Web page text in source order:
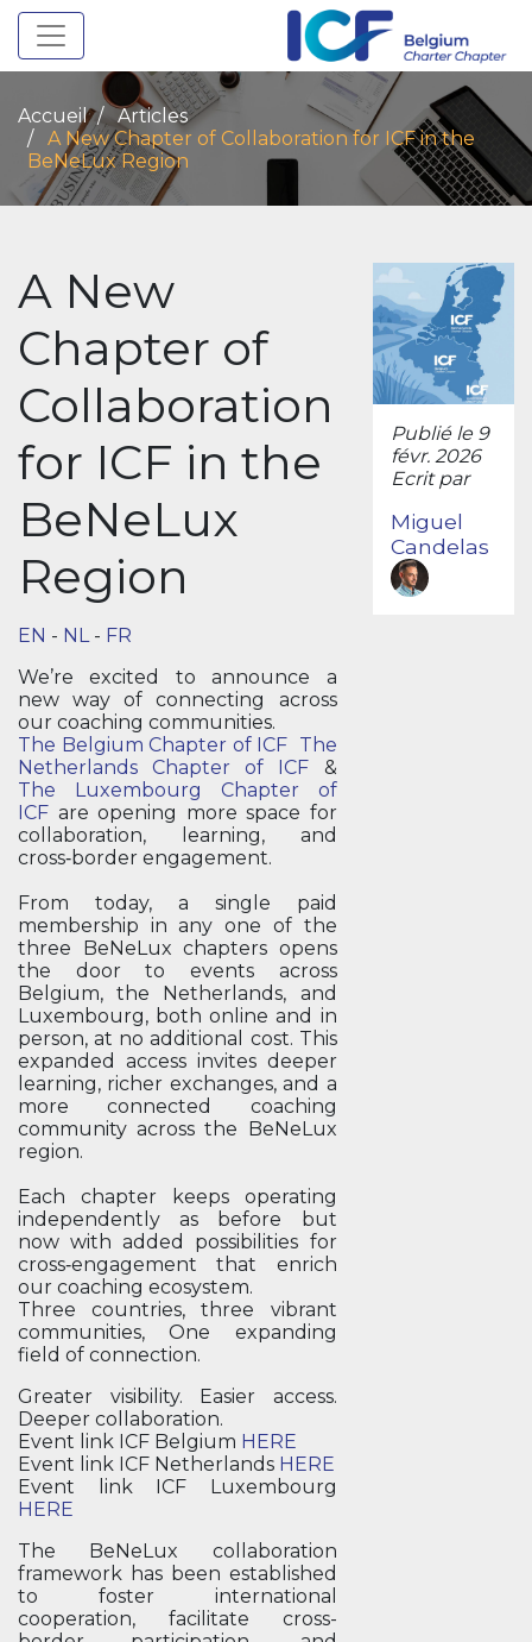
Toggle navigation
Accueil
Articles
A New Chapter of Collaboration for ICF in the
BeNeLux Region
A New
Chapter of
Collaboration
for ICF in the
BeNeLux
Region
EN - NL- FR
We’re excited to announce a
new way of connecting across
our coaching communities.
The Belgium Chapter of ICF The
Netherlands Chapter of ICF &
The Luxembourg Chapter of
ICF are opening more space for
collaboration, learning, and
cross‑border engagement.
From today, a single paid
membership in any one of the
three BeNeLux chapters opens
the door to events across
Belgium, the Netherlands, and
Luxembourg, both online and in
person, at no additional cost. This
expanded access invites deeper
learning, richer exchanges, and a
more connected coaching
community across the BeNeLux
region.
Each chapter keeps operating
independently as before but
now with added possibilities for
cross‑engagement that enrich
our coaching ecosystem.
Three countries, three vibrant
communities, One expanding
field of connection.
Greater visibility. Easier access.
Deeper collaboration.
Event link ICF Belgium HERE
Event link ICF Netherlands HERE
Event link ICF Luxembourg
HERE
The BeNeLux collaboration
framework has been established
to foster international
cooperation, facilitate cross-
Publié le 9
févr. 2026
Ecrit par
Miguel
Candelas